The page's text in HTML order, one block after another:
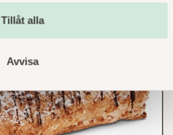
Tillåt alla
Avvisa